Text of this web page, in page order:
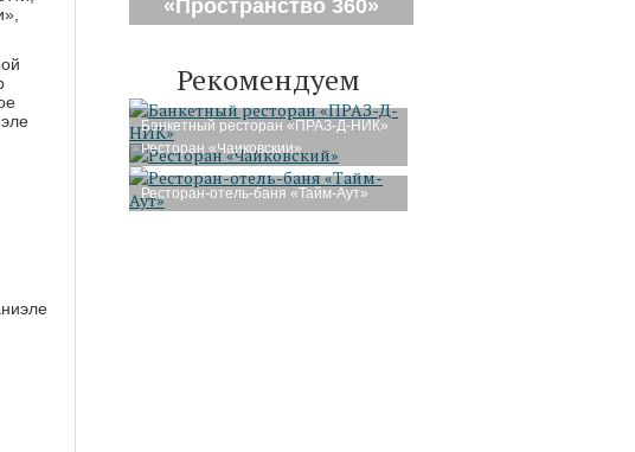
«Пространство 360»
Рекомендуем
Банкетный ресторан «ПРАЗ-Д-НИК»
Ресторан «Чайковский»
Ресторан-отель-баня «Тайм-Аут»